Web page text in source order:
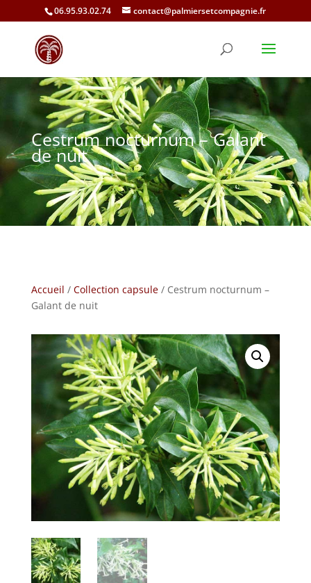
06.95.93.02.74 contact@palmiersetcompagnie.fr
Cestrum nocturnum – Galant
de nuit
Accueil / Collection capsule/ Cestrum nocturnum –
Galant de nuit